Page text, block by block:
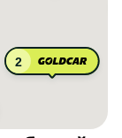
2